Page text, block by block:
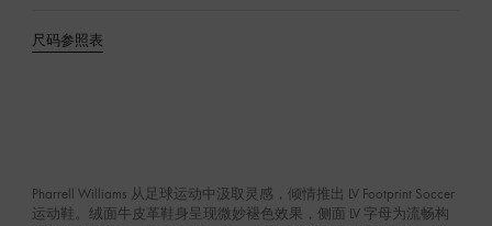
品
尺码参照表
Pharrell Williams 从足球运动中汲取灵感，倾情推出 LV Footprint Soccer
运动鞋。绒面牛皮革鞋身呈现微妙褪色效果，侧面 LV 字母为流畅构